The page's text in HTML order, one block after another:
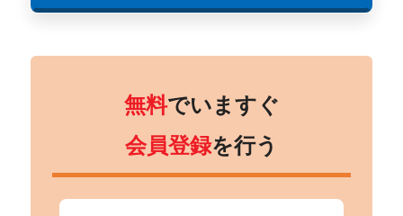
無料でいますぐ
会員登録を行う